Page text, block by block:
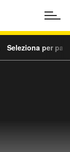
Seleziona per